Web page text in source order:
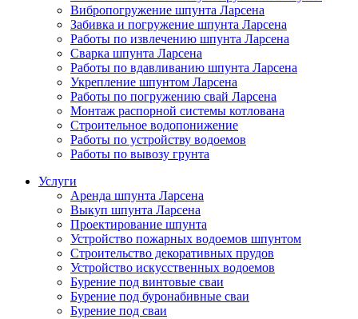
Вибропогружение шпунта Ларсена
Забивка и погружение шпунта Ларсена
Работы по извлечению шпунта Ларсена
Сварка шпунта Ларсена
Работы по вдавливанию шпунта Ларсена
Укрепление шпунтом Ларсена
Работы по погружению свай Ларсена
Монтаж распорной системы котлована
Строительное водопонижение
Работы по устройству водоемов
Работы по вывозу грунта
Услуги
Аренда шпунта Ларсена
Выкуп шпунта Ларсена
Проектирование шпунта
Устройство пожарных водоемов шпунтом
Строительство декоративных прудов
Устройство искусственных водоемов
Бурение под винтовые сваи
Бурение под буронабивные сваи
Бурение под сваи